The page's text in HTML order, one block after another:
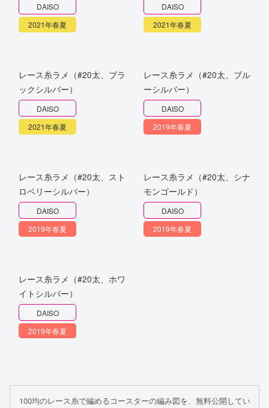
DAISO
2021年春夏
DAISO
2021年春夏
レース糸ラメ（#20太、ブラ
ックシルバー）
DAISO
2021年春夏
レース糸ラメ（#20太、ブル
ーシルバー）
DAISO
2019年春夏
レース糸ラメ（#20太、スト
ロベリーシルバー）
DAISO
2019年春夏
レース糸ラメ（#20太、シナ
モンゴールド）
DAISO
2019年春夏
レース糸ラメ（#20太、ホワ
イトシルバー）
DAISO
2019年春夏
100均のレース糸で編めるコースターの編み図を、無料公開してい